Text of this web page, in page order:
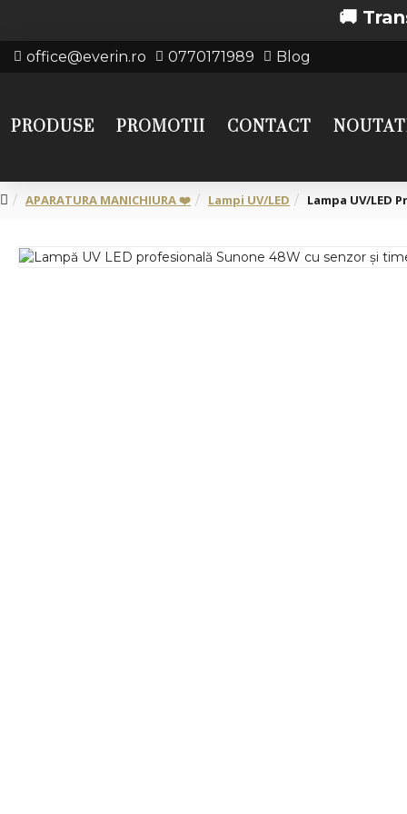
🚚 Transport
office@everin.ro 0770171989 Blog
PRODUSE PROMOTII CONTACT
APARATURA MANICHIURA ❤️ Lampi UV/LED Lampa UV/LED